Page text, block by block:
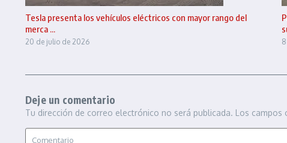
Tesla presenta los vehículos eléctricos con mayor rango del
merca ...
20 de julio de 2026
Deje un comentario
Tu dirección de correo electrónico no será publicada. Los campos